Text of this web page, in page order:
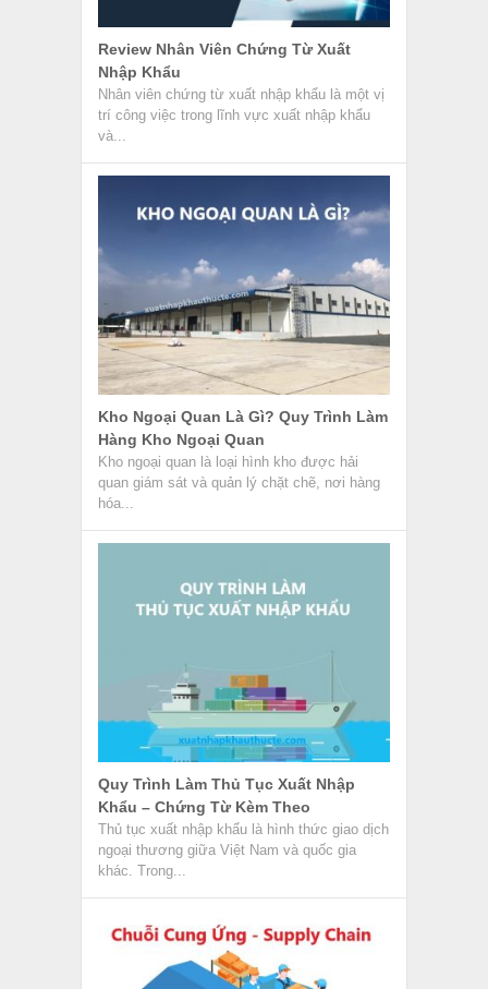
Review Nhân Viên Chứng Từ Xuất
Nhập Khẩu
Nhân viên chứng từ xuất nhập khẩu là một vị
trí công việc trong lĩnh vực xuất nhập khẩu
và...
Kho Ngoại Quan Là Gì? Quy Trình Làm
Hàng Kho Ngoại Quan
Kho ngoại quan là loại hình kho được hải
quan giám sát và quản lý chặt chẽ, nơi hàng
hóa...
Quy Trình Làm Thủ Tục Xuất Nhập
Khẩu – Chứng Từ Kèm Theo
Thủ tục xuất nhập khẩu là hình thức giao dịch
ngoại thương giữa Việt Nam và quốc gia
khác. Trong...